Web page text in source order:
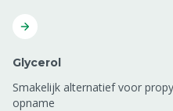
Glycerol
Smakelijk alternatief voor
opname